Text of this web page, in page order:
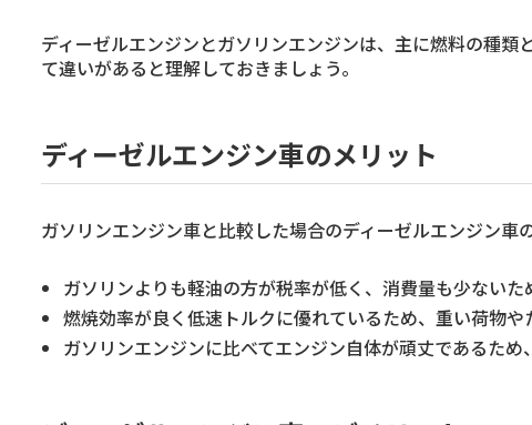
ディーゼルエンジンとガソリンエンジンは、主に燃料の種
て違いがあると理解しておきましょう。
ディーゼルエンジン車のメリット
ガソリンエンジン車と比較した場合のディーゼルエンジン車
ガソリンよりも軽油の方が税率が低く、消費量も少ない
燃焼効率が良く低速トルクに優れているため、重い荷物
ガソリンエンジンに比べてエンジン自体が頑丈であるため